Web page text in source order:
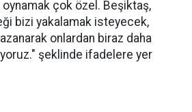
çok özel. Beşiktaş,
bizi yakalamak isteyecek,
onlardan biraz daha
şeklinde ifadelere yer